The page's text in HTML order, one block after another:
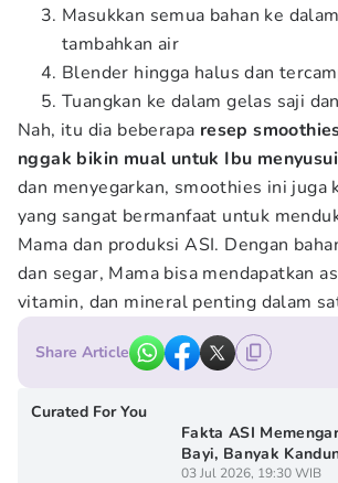
Masukkan semua bahan ke
tambahkan air
Blender hingga halus dan
Tuangkan ke dalam gelas saji
Nah, itu dia beberapa resep
nggak bikin mual untuk Ibu
dan menyegarkan, smoothies ini juga
yang sangat bermanfaat untuk
Mama dan produksi ASI. Dengan
dan segar, Mama bisa mendapatkan
vitamin, dan mineral penting dalam
Share Article
Curated For You
Fakta ASI
Bayi, Banyak
03 Jul 2026, 19:30 WIB